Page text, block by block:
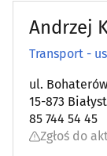
Andrzej
Transport -
ul.
15-873
85 744 54 45
Zgłoś do